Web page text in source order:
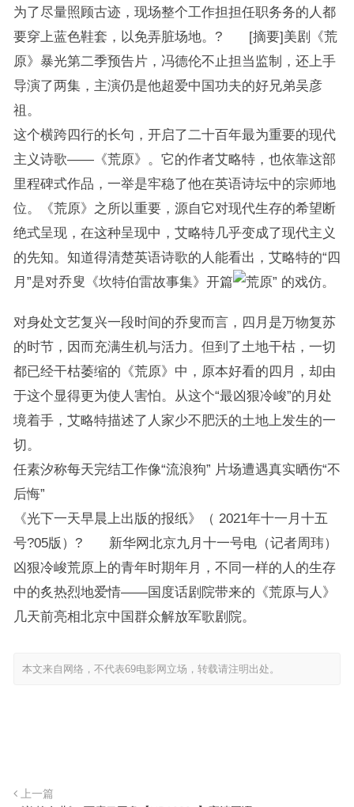
为了尽量照顾古迹，现场整个工作担担任职务务的人都
要穿上蓝色鞋套，以免弄脏场地。? [摘要]美剧《荒
原》暴光第二季预告片，冯德伦不止担当监制，还上手
导演了两集，主演仍是他超爱中国功夫的好兄弟吴彦
祖。
这个横跨四行的长句，开启了二十百年最为重要的现代
主义诗歌——《荒原》。它的作者艾略特，也依靠这部
里程碑式作品，一举是牢稳了他在英语诗坛中的宗师地
位。《荒原》之所以重要，源自它对现代生存的希望断
绝式呈现，在这种呈现中，艾略特几乎变成了现代主义
的先知。知道得清楚英语诗歌的人能看出，艾略特的“四
月”是对乔叟《坎特伯雷故事集》开篇
的戏仿。
对身处文艺复兴一段时间的乔叟而言，四月是万物复苏
的时节，因而充满生机与活力。但到了土地干枯，一切
都已经干枯萎缩的《荒原》中，原本好看的四月，却由
于这个显得更为使人害怕。从这个“最凶狠冷峻”的月处
境着手，艾略特描述了人家少不肥沃的土地上发生的一
切。
任素汐称每天完结工作像“流浪狗” 片场遭遇真实晒伤“不
后悔”
《光下一天早晨上出版的报纸》（ 2021年十一月十五
号?05版）? 新华网北京九月十一号电（记者周玮）
凶狠冷峻荒原上的青年时期年月，不同一样的人的生存
中的炙热烈地爱情――国度话剧院带来的《荒原与人》
几天前亮相北京中国群众解放军歌剧院。
本文来自网络，不代表69电影网立场，转载请注明出处。
上一篇